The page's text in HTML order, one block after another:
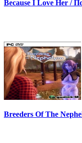
Because I Love Her /
Breeders Of The